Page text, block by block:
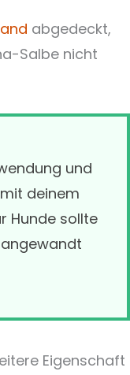
abgedeckt,
Salbe nicht
und
deinem
Hunde sollte
Eigenschaft